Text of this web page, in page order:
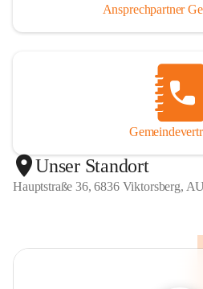
Ansprechpartner
Unser Standort
Hauptstraße 36, 6836 Viktorsberg,